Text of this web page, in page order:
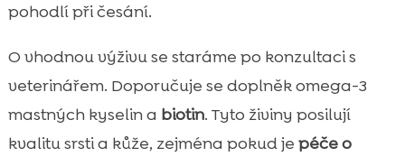
pohodlí při česání.
O vhodnou výživu se staráme po konzultaci s
veterinářem. Doporučuje se doplněk omega-3
mastných kyselin a biotin. Tyto živiny posilují
kvalitu srsti a kůže, zejména pokud je péče o